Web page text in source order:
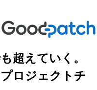
超えていく。
ロジェクトチ